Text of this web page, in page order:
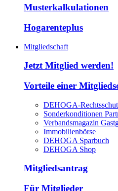
Musterkalkulationen
Hogarenteplus
Mitgliedschaft
Jetzt Mitglied werden!
Vorteile einer
DEHOGA-
Sonderkonditionen
Verbandsmagazin
Immobilienbörse
DEHOGA Sparbuch
DEHOGA Shop
Mitgliedsantrag
Für Mitglieder